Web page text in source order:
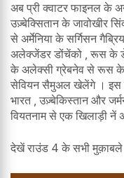
अब प्री क्वाटर फाइनल के
उज़्बेक्सितान के जावोखीर
से अर्मेनिया के सर्गिसन
अलेक्जेंडर डोंचेंको , रूस के
के अलेक्सी ग्रेबनेव से रूस के
सेवियन सैमुअल खेलेंगे । इस
भारत , उज़्बेकिस्तान और
वियतनाम से एक खिलाड़ी नें
देखें राउंड 4 के सभी मुक़ाबले